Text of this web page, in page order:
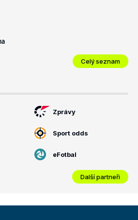
Celý seznam
Zprávy
Sport odds
eFotbal
Další partneři